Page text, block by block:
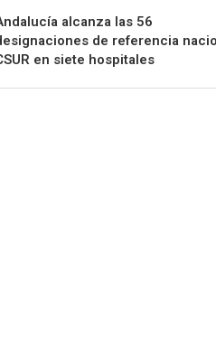
alcanza las 56
de referencia
en siete hospitales